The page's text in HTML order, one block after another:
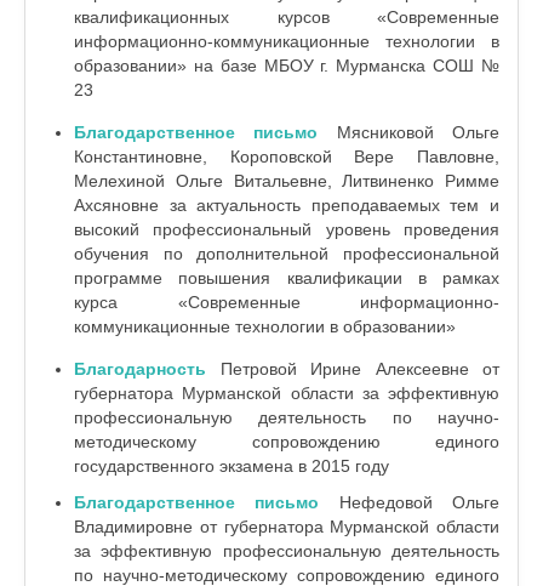
квалификационных курсов «Современные
информационно-коммуникационные технологии в
образовании» на базе МБОУ г. Мурманска СОШ №
23
Благодарственное письмо
Мясниковой Ольге
Константиновне, Короповской Вере Павловне,
Мелехиной Ольге Витальевне, Литвиненко Римме
Ахсяновне за актуальность преподаваемых тем и
высокий профессиональный уровень проведения
обучения по дополнительной профессиональной
программе повышения квалификации в рамках
курса «Современные информационно­-
коммуникационные технологии в образовании»
Благодарность
Петровой Ирине Алексеевне от
губернатора Мурманской области за эффективную
профессиональную деятельность по научно-
методическому сопровождению единого
государственного экзамена в 2015 году
Благодарственное письмо
Нефедовой Ольге
Владимировне от губернатора Мурманской области
за эффективную профессиональную деятельность
по научно-методическому сопровождению единого